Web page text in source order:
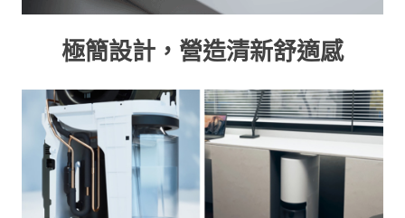
極簡設計，營造清新舒適感